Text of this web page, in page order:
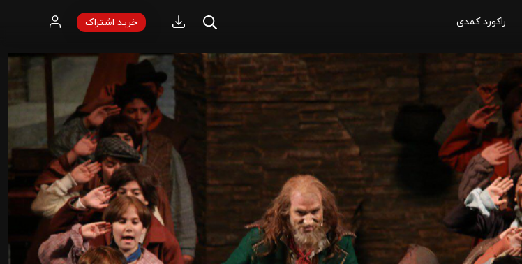
راکورد کمدی خرید اشتراک